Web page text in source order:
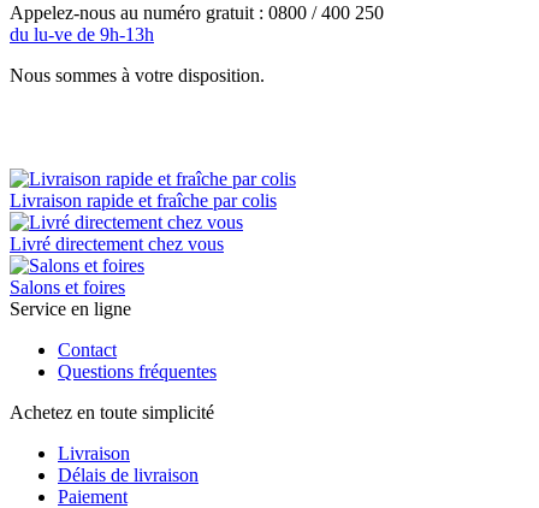
Appelez-nous au numéro gratuit : 0800 / 400 250
du lu-ve de 9h-13h
Nous sommes à votre disposition.
Livraison rapide et fraîche par colis
Livré directement chez vous
Salons et foires
Service en ligne
Contact
Questions fréquentes
Achetez en toute simplicité
Livraison
Délais de livraison
Paiement